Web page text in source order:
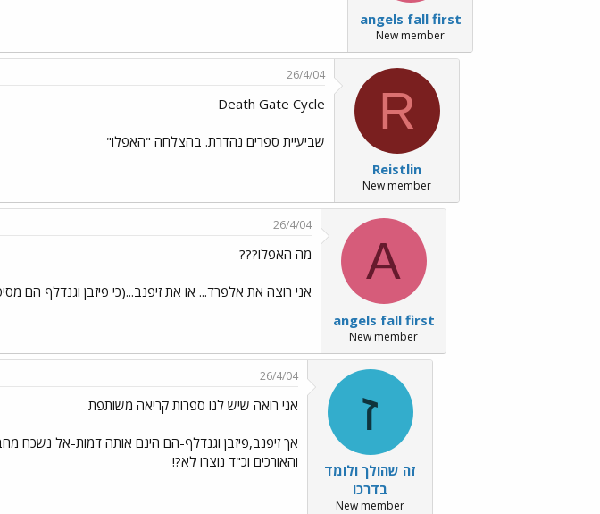
angels fall first
New member
R
Reistlin
New member
26/4/04
Death Gate Cycle
שביעיית ספרים נהדרת. בהצלחה "האפלו"
A
angels fall first
New member
26/4/04
מה האפלו???
אני רוצה את אלפרד... או את זיפנב...(כי פיזבן וגנדלף הם
ז
זה שהולך ולומד
בדרכו
New member
26/4/04
אני רואה שיש לנו ספרות קריאה משותפת
אך זיפנב,פיזבן וגנדלף-הם הינם אותה דמות-אל נשכח
והאורכים וכ"ד נוצרו לא?!